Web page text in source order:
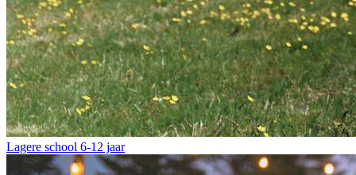
Lagere school 6-12 jaar